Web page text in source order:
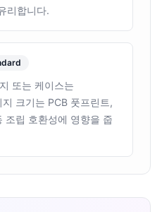
리합니다.
또는 케이스는
크기는 PCB 풋프린트,
조립 호환성에 영향을 줍